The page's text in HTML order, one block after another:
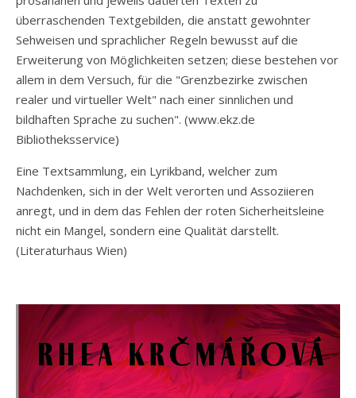
überraschenden Textgebilden, die anstatt gewohnter
Sehweisen und sprachlicher Regeln bewusst auf die
Erweiterung von Möglichkeiten setzen; diese bestehen vor
allem in dem Versuch, für die "Grenzbezirke zwischen
realer und virtueller Welt" nach einer sinnlichen und
bildhaften Sprache zu suchen". (www.ekz.de
Bibliotheksservice)
Eine Textsammlung, ein Lyrikband, welcher zum
Nachdenken, sich in der Welt verorten und Assoziieren
anregt, und in dem das Fehlen der roten Sicherheitsleine
nicht ein Mangel, sondern eine Qualität darstellt.
(Literaturhaus Wien)